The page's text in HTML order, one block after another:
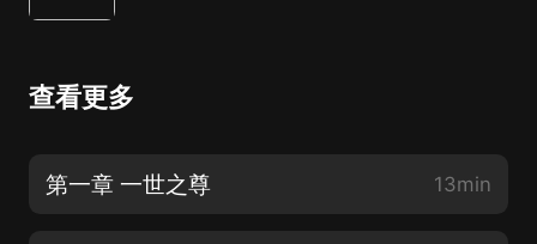
查看更多
第一章 一世之尊 13min